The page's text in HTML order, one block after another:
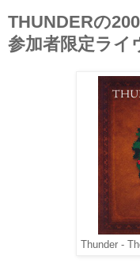
THUNDERの
参加者限定ライ
Thunder -